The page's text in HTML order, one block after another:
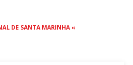
DE SANTA MARINHA «